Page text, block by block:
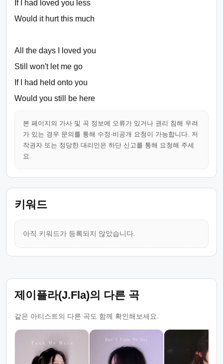
If I had loved you less
Would it hurt this much
All the days I loved you
Still won't let me go
If I had held onto you
Would you still be here
본 페이지의 가사 및 곡 정보에 오류가 있거나 권리 침해 우려
가 있는 경우 문의를 통해 수정·비공개 요청이 가능합니다. 저
작권자 또는 정당한 대리인은 하단 신고를 통해 요청해 주세
요.
키워드
아직 키워드가 등록되지 않았습니다.
제이플라(J.Fla)의 다른 곡
같은 아티스트의 다른 곡도 함께 확인해보세요.